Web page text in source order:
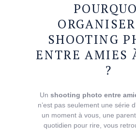
SHOOTING
ENTRE AMIES
?
Un shooting photo entre
n’est pas seulement une série
un moment à vous, une
quotidien pour rire, vous